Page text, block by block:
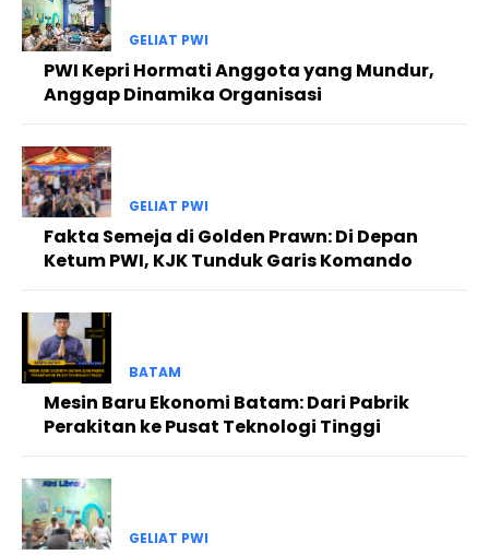
GELIAT PWI
PWI Kepri Hormati Anggota yang Mundur,
Anggap Dinamika Organisasi
GELIAT PWI
Fakta Semeja di Golden Prawn: Di Depan
Ketum PWI, KJK Tunduk Garis Komando
BATAM
Mesin Baru Ekonomi Batam: Dari Pabrik
Perakitan ke Pusat Teknologi Tinggi
GELIAT PWI